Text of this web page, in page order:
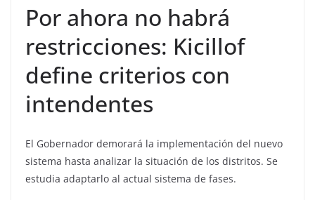
Por ahora no habrá
restricciones: Kicillof
define criterios con
intendentes
El Gobernador demorará la implementación del nuevo
sistema hasta analizar la situación de los distritos. Se
estudia adaptarlo al actual sistema de fases.